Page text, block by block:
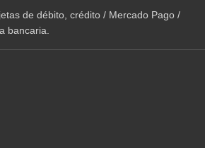
de débito, crédito / Mercado Pago /
bancaria.